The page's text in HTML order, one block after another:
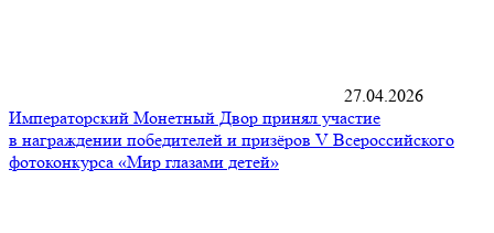
27.04.2026
Императорский Монетный Двор принял участие
в награждении победителей и призёров V Всероссийского
фотоконкурса «Мир глазами детей»